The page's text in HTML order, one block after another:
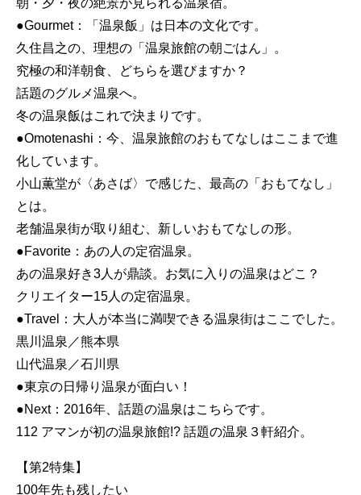
朝・夕・夜の絶景が見られる温泉宿。
●Gourmet：「温泉飯」は日本の文化です。
久住昌之の、理想の「温泉旅館の朝ごはん」。
究極の和洋朝食、どちらを選びますか？
話題のグルメ温泉へ。
冬の温泉飯はこれで決まりです。
●Omotenashi：今、温泉旅館のおもてなしはここまで進
化しています。
小山薫堂が〈あさば〉で感じた、最高の「おもてなし」
とは。
老舗温泉街が取り組む、新しいおもてなしの形。
●Favorite：あの人の定宿温泉。
あの温泉好き3人が鼎談。お気に入りの温泉はどこ？
クリエイター15人の定宿温泉。
●Travel：大人が本当に満喫できる温泉街はここでした。
黒川温泉／熊本県
山代温泉／石川県
●東京の日帰り温泉が面白い！
●Next：2016年、話題の温泉はこちらです。
112 アマンが初の温泉旅館!? 話題の温泉３軒紹介。
【第2特集】
100年先も残したい